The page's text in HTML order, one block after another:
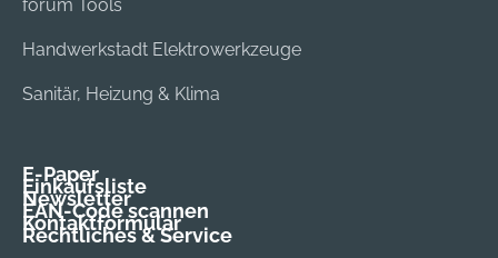
forum Tools
Handwerkstadt Elektrowerkzeuge
Sanitär, Heizung & Klima
E-Paper
Einkaufsliste
Newsletter
EAN-Code scannen
Kontaktformular
Rechtliches & Service